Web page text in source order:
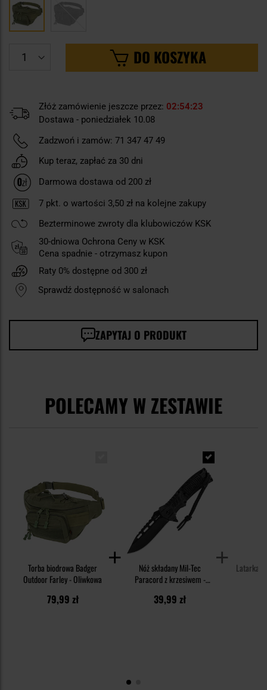
DO KOSZYKA
Złóż zamówienie jeszcze przez: 02 54 22
Dostawa - poniedziałek 10.08
Zadzwoń i zamów: 71 347 47 49
Kup teraz, zapłać za 30 dni
Darmowa dostawa od 200 zł
7 pkt. o wartości 3,50 zł na kolejne zakupy
Bezterminowe zwroty dla klubowiczów KSK
30-dniowa Ochrona Ceny w KSK
Cena spadnie - otrzymasz kupon
Raty 0% dostępne od 300 zł
Sprawdź dostępność w salonach
ZAPYTAJ O PRODUKT
POLECAMY W ZESTAWIE
Torba biodrowa Badger
Outdoor Farley - Oliwkowa
79,99 zł
Nóż składany Mil-Tec
Paracord z krzesiwem -
39,99 zł
Latarka